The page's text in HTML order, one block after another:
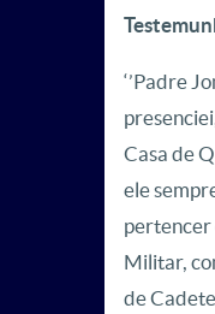
‘’Padre
Casa de
ele
pertencer
Militar,
de